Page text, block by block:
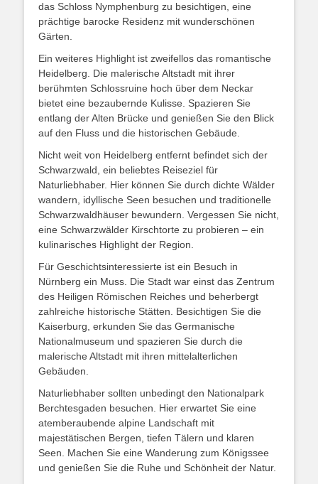
das Schloss Nymphenburg zu besichtigen, eine
prächtige barocke Residenz mit wunderschönen
Gärten.
Ein weiteres Highlight ist zweifellos das romantische
Heidelberg. Die malerische Altstadt mit ihrer
berühmten Schlossruine hoch über dem Neckar
bietet eine bezaubernde Kulisse. Spazieren Sie
entlang der Alten Brücke und genießen Sie den Blick
auf den Fluss und die historischen Gebäude.
Nicht weit von Heidelberg entfernt befindet sich der
Schwarzwald, ein beliebtes Reiseziel für
Naturliebhaber. Hier können Sie durch dichte Wälder
wandern, idyllische Seen besuchen und traditionelle
Schwarzwaldhäuser bewundern. Vergessen Sie nicht,
eine Schwarzwälder Kirschtorte zu probieren – ein
kulinarisches Highlight der Region.
Für Geschichtsinteressierte ist ein Besuch in
Nürnberg ein Muss. Die Stadt war einst das Zentrum
des Heiligen Römischen Reiches und beherbergt
zahlreiche historische Stätten. Besichtigen Sie die
Kaiserburg, erkunden Sie das Germanische
Nationalmuseum und spazieren Sie durch die
malerische Altstadt mit ihren mittelalterlichen
Gebäuden.
Naturliebhaber sollten unbedingt den Nationalpark
Berchtesgaden besuchen. Hier erwartet Sie eine
atemberaubende alpine Landschaft mit
majestätischen Bergen, tiefen Tälern und klaren
Seen. Machen Sie eine Wanderung zum Königssee
und genießen Sie die Ruhe und Schönheit der Natur.